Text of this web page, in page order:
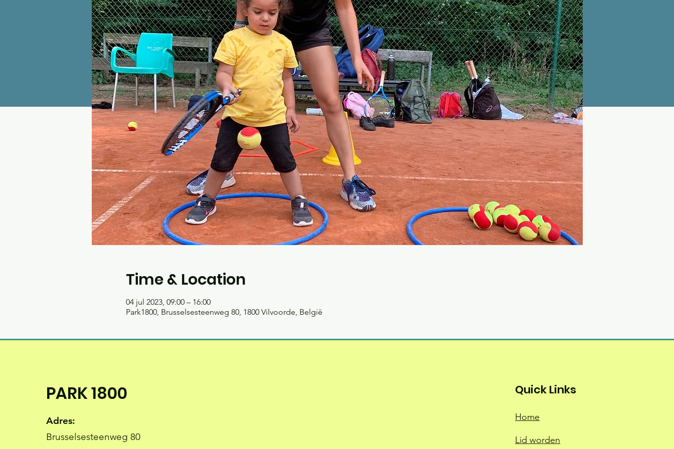
Time & Location
04 jul 2023, 09:00 – 16:00
Park1800, Brusselsesteenweg 80, 1800 Vilvoorde, België
PARK 1800
Adres:
Brusselsesteenweg 80
Quick Links
Home
Lid worden